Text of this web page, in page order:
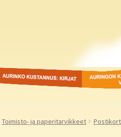
Aurinko Kustannus: kirjat Auringon
Toimisto- ja paperitarvikkeet